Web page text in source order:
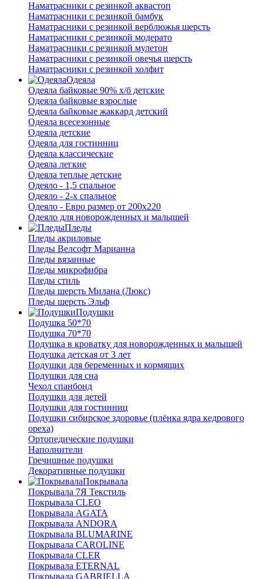
Наматрасники с резинкой аквастоп
Наматрасники с резинкой бамбук
Наматрасники с резинкой верблюжья шерсть
Наматрасники с резинкой модерато
Наматрасники с резинкой мулетон
Наматрасники с резинкой овечья шерсть
Наматрасники с резинкой холфит
Одеяла
Одеяла байковые 90% х/б детские
Одеяла байковые взрослые
Одеяла байковые жаккард детский
Одеяла всесезонные
Одеяла детские
Одеяла для гостинниц
Одеяла классические
Одеяла легкие
Одеяла теплые детские
Одеяло - 1,5 спальное
Одеяло - 2-х спальное
Одеяло - Евро размер от 200х220
Одеяло для новорожденных и малышей
Пледы
Пледы акриловые
Пледы Велсофт Марианна
Пледы вязанные
Пледы микрофибра
Пледы стиль
Пледы шерсть Милана (Люкс)
Пледы шерсть Эльф
Подушки
Подушка 50*70
Подушка 70*70
Подушка в кроватку для новорожденных и малышей
Подушка детская от 3 лет
Подушки для беременных и кормящих
Подушки для сна
Чехол спанбонд
Подушки для детей
Подушки для гостинниц
Подушки сибирское здоровье (плёнка ядра кедрового
ореха)
Ортопедические подушки
Наполнители
Гречишные подушки
Декоративные подушки
Покрывала
Покрывала 7Я Текстиль
Покрывала CLEO
Покрывала AGATA
Покрывала ANDORA
Покрывала BLUMARINE
Покрывала CAROLINE
Покрывала CLER
Покрывала ETERNAL
Покрывала GABRIELLA